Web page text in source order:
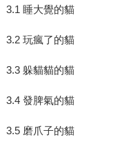
3.1 睡大覺的貓
3.2 玩瘋了的貓
3.3 躲貓貓的貓
3.4 發脾氣的貓
3.5 磨爪子的貓